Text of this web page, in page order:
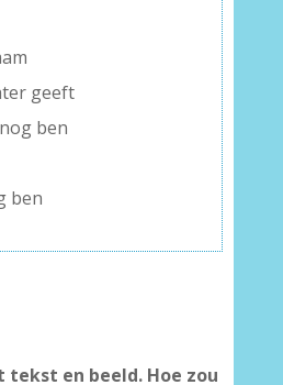
geeft
ben
ben
tekst en beeld. Hoe zou